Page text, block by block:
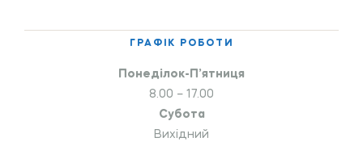
ГРАФІК РОБОТИ
Понеділок-П’ятниця
8.00 – 17.00
Субота
Вихідний